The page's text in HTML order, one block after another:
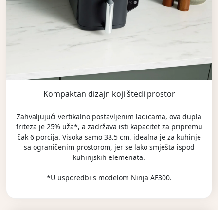
Kompaktan dizajn koji štedi prostor
Zahvaljujući vertikalno postavljenim ladicama, ova dupla
friteza je 25% uža*, a zadržava isti kapacitet za pripremu
čak 6 porcija. Visoka samo 38,5 cm, idealna je za kuhinje
sa ograničenim prostorom, jer se lako smješta ispod
kuhinjskih elemenata.
*U usporedbi s modelom Ninja AF300.